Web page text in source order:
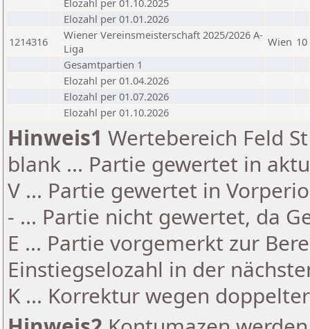
Elozahl per 01.10.2025
Elozahl per 01.01.2026
1214316
Wiener Vereinsmeisterschaft 2025/2026 A-
Liga
Wien 10
Gesamtpartien 1
Elozahl per 01.04.2026
Elozahl per 01.07.2026
Elozahl per 01.10.2026
Hinweis1 Wertebereich Feld
blank ... Partie gewertet in
V ... Partie gewertet in
- ... Partie nicht gewertet, da
E ... Partie vorgemerkt zur
Einstiegselozahl in der
K ... Korrektur wegen